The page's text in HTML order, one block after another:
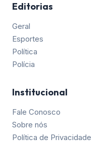
Editorias
Geral
Esportes
Política
Polícia
Institucional
Fale Conosco
Sobre nós
Política de Privacidade